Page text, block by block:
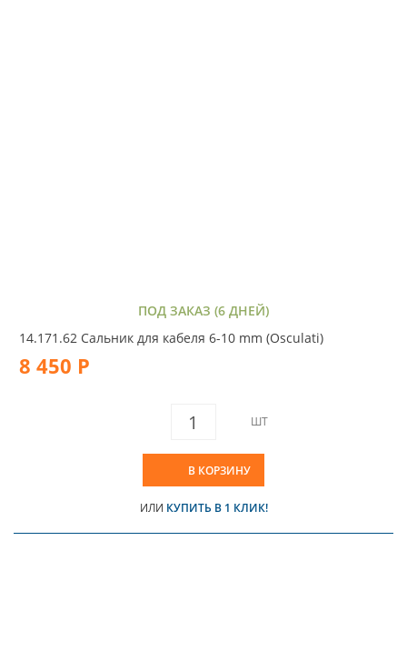
ПОД ЗАКАЗ (6 ДНЕЙ)
14.171.62 Сальник для кабеля 6-10 mm (Osculati)
8 450 Р
ШТ
В КОРЗИНУ
ИЛИ КУПИТЬ В 1 КЛИК!